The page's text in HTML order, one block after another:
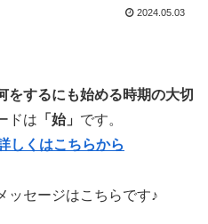
2024.05.03
をするにも始める時期の大切
ドは 「始」 です。
しくはこちらから
ッセージはこちらです♪